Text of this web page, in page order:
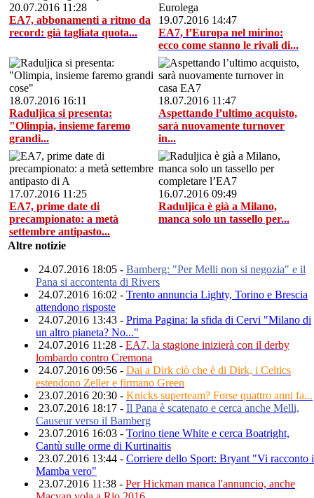
20.07.2016 11:28
EA7, abbonamenti a ritmo da
record: già tagliata quota...
19.07.2016 14:47
EA7, l’Europa nel mirino:
ecco come stanno le rivali di...
18.07.2016 16:11
Raduljica si presenta:
"Olimpia, insieme faremo
grandi...
18.07.2016 11:47
Aspettando l’ultimo acquisto,
sarà nuovamente turnover
in...
17.07.2016 11:25
EA7, prime date di
precampionato: a metà
settembre antipasto...
16.07.2016 09:49
Raduljica è già a Milano,
manca solo un tassello per...
Altre notizie
24.07.2016 18:05 - Bamberg: "Per Melli non si negozia" e il
Pana si accontenta di Rivers
24.07.2016 16:02 - Trento annuncia Lighty, Torino e Brescia
attendono risposte
24.07.2016 13:43 - Prima Pagina: la sfida di Cervi "Milano di
un altro pianeta? No..."
24.07.2016 11:28 - EA7, la stagione inizierà con il derby
lombardo contro Cremona
24.07.2016 09:56 - Dai a Dirk ciò che è di Dirk, i Celtics
estendono Zeller e firmano Green
23.07.2016 20:30 - Knicks superteam? Forse quattro anni fa...
23.07.2016 18:17 - Il Pana è scatenato e cerca anche Melli,
Causeur verso il Bamberg
23.07.2016 16:03 - Torino tiene White e cerca Boatright,
Cantù sulle orme di Kurtinaitis
23.07.2016 13:44 - Corriere dello Sport: Bryant "Vi racconto
Mamba vero"
23.07.2016 11:38 - Per Hickman manca l'annuncio, anche